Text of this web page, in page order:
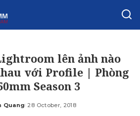
lên ảnh nào
với Profile | Phòng
Season 3
Quang 28 October, 2018